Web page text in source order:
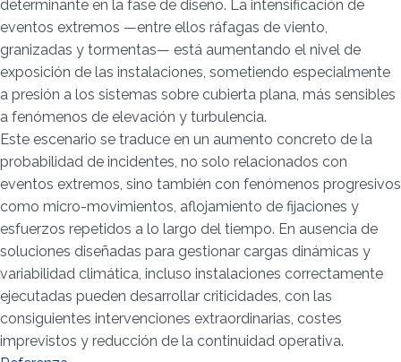
determinante en la fase de diseño. La intensificación de
eventos extremos —entre ellos ráfagas de viento,
granizadas y tormentas— está aumentando el nivel de
exposición de las instalaciones, sometiendo especialmente
a presión a los sistemas sobre cubierta plana, más sensibles
a fenómenos de elevación y turbulencia.
Este escenario se traduce en un aumento concreto de la
probabilidad de incidentes, no solo relacionados con
eventos extremos, sino también con fenómenos progresivos
como micro-movimientos, aflojamiento de fijaciones y
esfuerzos repetidos a lo largo del tiempo. En ausencia de
soluciones diseñadas para gestionar cargas dinámicas y
variabilidad climática, incluso instalaciones correctamente
ejecutadas pueden desarrollar criticidades, con las
consiguientes intervenciones extraordinarias, costes
imprevistos y reducción de la continuidad operativa.